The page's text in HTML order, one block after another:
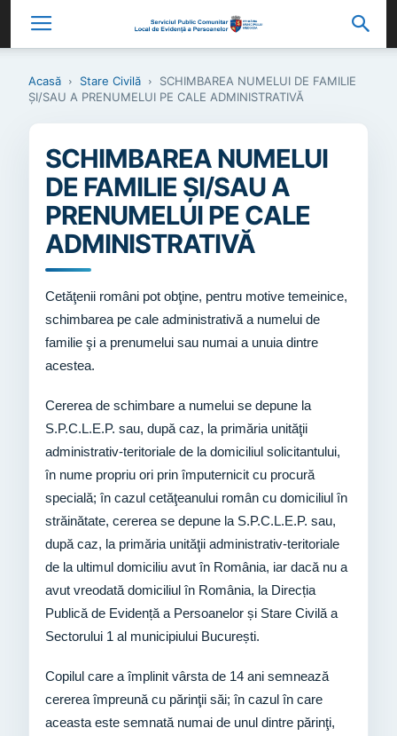
Acasă Stare Civilă
SCHIMBAREA NUMELUI DE FAMILIE
ŞI/SAU A PRENUMELUI PE CALE ADMINISTRATIVĂ
SCHIMBAREA NUMELUI
DE FAMILIE ŞI/SAU A
PRENUMELUI PE CALE
ADMINISTRATIVĂ
Cetăţenii români pot obţine, pentru motive temeinice,
schimbarea pe cale administrativă a numelui de
familie şi a prenumelui sau numai a unuia dintre
acestea.
Cererea de schimbare a numelui se depune la
S.P.C.L.E.P. sau, după caz, la primăria unităţii
administrativ-teritoriale de la domiciliul solicitantului,
în nume propriu ori prin împuternicit cu procură
specială; în cazul cetăţeanului român cu domiciliul în
străinătate, cererea se depune la S.P.C.L.E.P. sau,
după caz, la primăria unităţii administrativ-teritoriale
de la ultimul domiciliu avut în România, iar dacă nu a
avut vreodată domiciliul în România, la Direcția
Publică de Evidență a Persoanelor și Stare Civilă a
Sectorului 1 al municipiului București.
Copilul care a împlinit vârsta de 14 ani semnează
cererea împreună cu părinţii săi; în cazul în care
aceasta este semnată numai de unul dintre părinţi,